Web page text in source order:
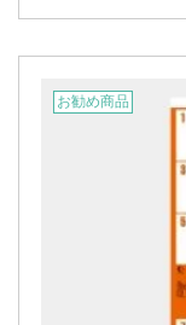
お勧め商品